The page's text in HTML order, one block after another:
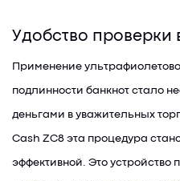
Удобство проверки
Применение
подлинности банкнот стало
деньгами в уважительных
Cash ZC8 эта процедура
эффективной. Это